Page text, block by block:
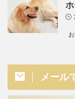
メール